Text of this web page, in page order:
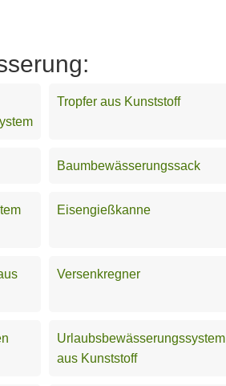
Tropfer aus Kunststoff
Baumbewässerungssack
Eisengießkanne
Versenkregner
Urlaubsbewässerungssystem
aus Kunststoff